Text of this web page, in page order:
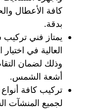
كافة الأعطال
بدقة.
يمتاز فني تركيب
العالية في
وذلك لضمان
أشعة الشمس.
تركيب كافة
لجميع المنشآت